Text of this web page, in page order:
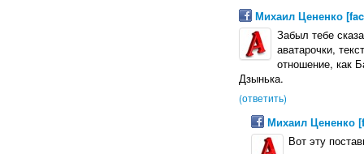
Михаил Цененко
Забыл тебе
аватарочки,
отношение, как
Дзынька.
(ответить)
Михаил Цененко
Вот эту